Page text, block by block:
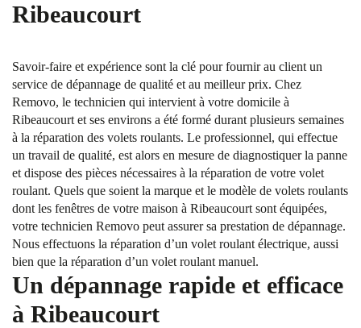
Ribeaucourt
Savoir-faire et expérience sont la clé pour fournir au client un
service de dépannage de qualité et au meilleur prix. Chez
Removo, le technicien qui intervient à votre domicile à
Ribeaucourt et ses environs a été formé durant plusieurs semaines
à la réparation des volets roulants. Le professionnel, qui effectue
un travail de qualité, est alors en mesure de diagnostiquer la panne
et dispose des pièces nécessaires à la réparation de votre volet
roulant. Quels que soient la marque et le modèle de volets roulants
dont les fenêtres de votre maison à Ribeaucourt sont équipées,
votre technicien Removo peut assurer sa prestation de dépannage.
Nous effectuons la réparation d’un volet roulant électrique, aussi
bien que la réparation d’un volet roulant manuel.
Un dépannage rapide et efficace
à Ribeaucourt